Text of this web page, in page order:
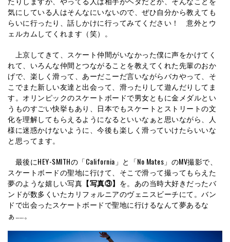
気にしている人はそんなにいないので、ぜひ自分から教えても
らいに行ったり、話しかけに行ってみてください！ 意外とウ
ェルカムしてくれます（笑）。
上京してきて、スケート仲間がいなかった僕に声をかけてく
れて、いろんな仲間とつながることを教えてくれた先輩のおか
げで、楽しく滑って、あーだこーだ言いながらバカやって、そ
こでまた新しい友達と出会って、滑ったりして遊んだりしてま
す。オリンピックのスケートボードで男女ともに金メダルとい
うものすごい快挙もあり、日本でもスケートとストリートの文
化を理解してもらえるようになるといいなぁと思いながら、人
様に迷惑かけないように、今後も楽しく滑っていけたらいいな
と思ってます。
最後にHEY-SMITHの「California」と「No Mates」のMV撮影で、
スケートボードの聖地に行けて、そこで滑って撮ってもらえた
夢のような嬉しい写真 【写真③】 を。あの当時大好きだったバ
ンドが数多くいたカリフォルニアのヴェニスビーチにて。バン
ドで出会ったスケートボードで聖地に行けるなんて夢あるな
ぁ……。